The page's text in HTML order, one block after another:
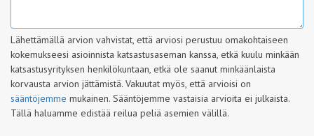
Lähettämällä arvion vahvistat, että arviosi perustuu omakohtaiseen
kokemukseesi asioinnista katsastusaseman kanssa, etkä kuulu minkään
katsastusyrityksen henkilökuntaan, etkä ole saanut minkäänlaista
korvausta arvion jättämistä. Vakuutat myös, että arvioisi on
sääntöjemme mukainen. Sääntöjemme vastaisia arvioita ei julkaista.
Tällä haluamme edistää reilua peliä asemien välillä.